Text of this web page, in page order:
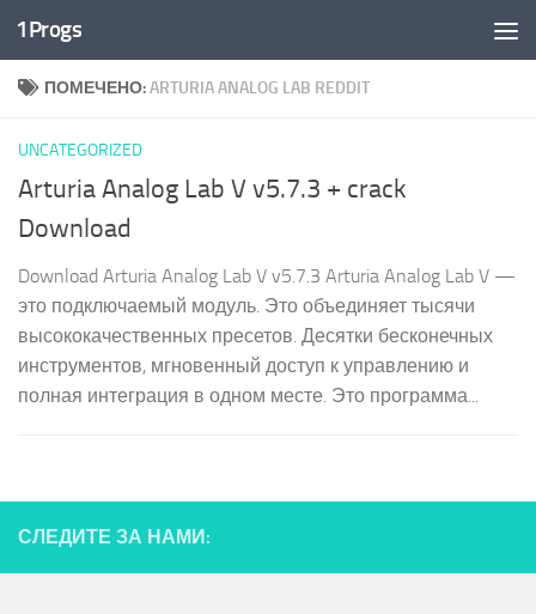
Перейти к содержимому
1Progs
ПОМЕЧЕНО:ARTURIA ANALOG LAB REDDIT
UNCATEGORIZED
Arturia Analog Lab V v5.7.3 + crack
Download
Download Arturia Analog Lab V v5.7.3 Arturia Analog Lab V —
это подключаемый модуль. Это объединяет тысячи
высококачественных пресетов. Десятки бесконечных
инструментов, мгновенный доступ к управлению и
полная интеграция в одном месте. Это программа...
СЛЕДИТЕ ЗА НАМИ: